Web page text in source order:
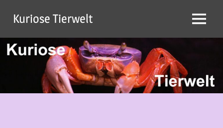
Inhalt
springen
Kuriose Tierwelt Menü